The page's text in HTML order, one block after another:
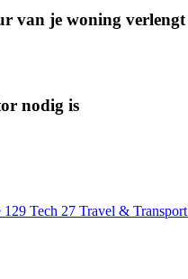
van je woning verlengt
nodig is
129 Tech 27 Travel & Transport